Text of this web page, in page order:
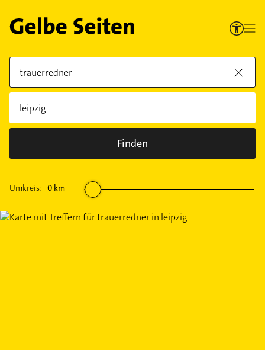
Finden
Umkreis: 0 km